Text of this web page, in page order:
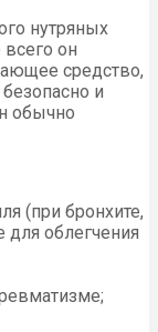
нутряных
он
средство,
и
обычно
(при бронхите,
для облегчения